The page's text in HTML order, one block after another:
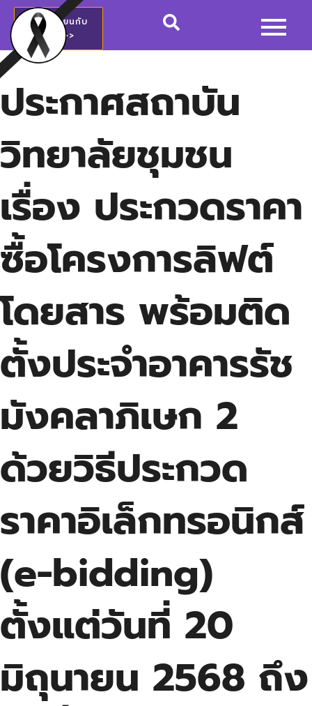
สมัครเรียนกับ
วชช.>>
ประกาศสถาบัน
วิทยาลัยชุมชน
เรื่อง ประกวดราคา
ซื้อโครงการลิฟต์
โดยสาร พร้อมติด
ตั้งประจำอาคารรัช
มังคลาภิเษก 2
ด้วยวิธีประกวด
ราคาอิเล็กทรอนิกส์
(e-bidding)
ตั้งแต่วันที่ 20
มิถุนายน 2568 ถึง